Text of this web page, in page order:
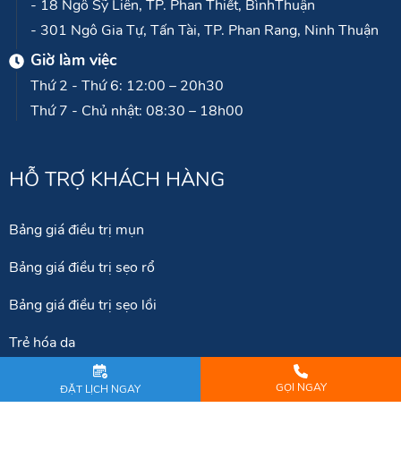
- 18 Ngô Sỹ Liên, TP. Phan Thiết, BìnhThuận
- 301 Ngô Gia Tự, Tấn Tài, TP. Phan Rang, Ninh Thuận
Giờ làm việc
Thứ 2 - Thứ 6: 12:00 – 20h30
Thứ 7 - Chủ nhật: 08:30 – 18h00
HỖ TRỢ KHÁCH HÀNG
Bảng giá điều trị mụn
Bảng giá điều trị sẹo rổ
Bảng giá điều trị sẹo lồi
Trẻ hóa da
KẾT NỐI VỚI CHÚNG TÔI
ĐẶT LỊCH NGAY GỌI NGAY